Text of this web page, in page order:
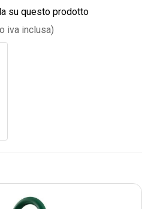
su questo prodotto
iva inclusa)